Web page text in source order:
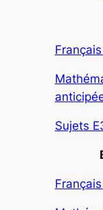
Sujets